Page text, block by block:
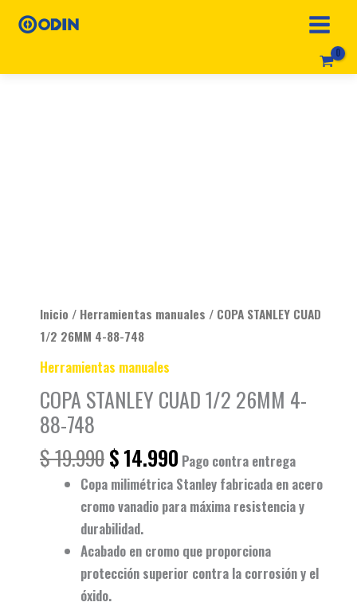
al
Inicio / Herramientas manuales / COPA STANLEY CUAD
1/2 26MM 4-88-748
Herramientas manuales
COPA STANLEY CUAD 1/2 26MM 4-
88-748
$19.990$14.990 Pago contra entrega
Copa milimétrica Stanley fabricada en acero
cromo vanadio para máxima resistencia y
durabilidad.
Acabado en cromo que proporciona
protección superior contra la corrosión y el
óxido.
cantidad